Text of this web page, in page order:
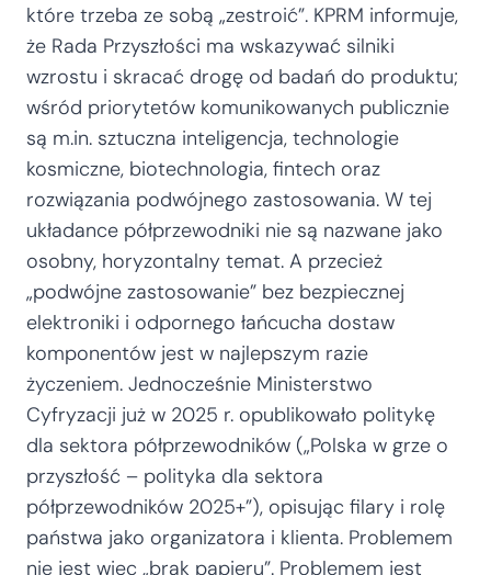
które trzeba ze sobą „zestroić”. KPRM informuje,
że Rada Przyszłości ma wskazywać silniki
wzrostu i skracać drogę od badań do produktu;
wśród priorytetów komunikowanych publicznie
są m.in. sztuczna inteligencja, technologie
kosmiczne, biotechnologia, fintech oraz
rozwiązania podwójnego zastosowania. W tej
układance półprzewodniki nie są nazwane jako
osobny, horyzontalny temat. A przecież
„podwójne zastosowanie” bez bezpiecznej
elektroniki i odpornego łańcucha dostaw
komponentów jest w najlepszym razie
życzeniem. Jednocześnie Ministerstwo
Cyfryzacji już w 2025 r. opublikowało politykę
dla sektora półprzewodników („Polska w grze o
przyszłość – polityka dla sektora
półprzewodników 2025+”), opisując filary i rolę
państwa jako organizatora i klienta. Problemem
nie jest więc „brak papieru”. Problemem jest